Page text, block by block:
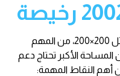
عند اختيار مرتبة سرير بمقاس كبير مثل 200×200، من المهم
المساحة الأكبر تحتاج دعم
أهم النقاط المهمة: